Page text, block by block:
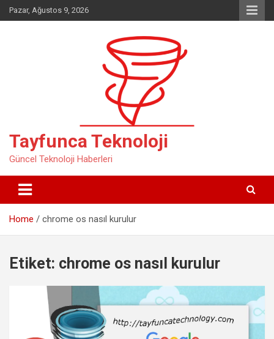
Skip
to
Pazar, Ağustos 9, 2026
Tayfunca Teknoloji
Güncel Teknoloji Haberleri
Home chrome os nasıl kurulur
Etiket: chrome os nasıl kurulur